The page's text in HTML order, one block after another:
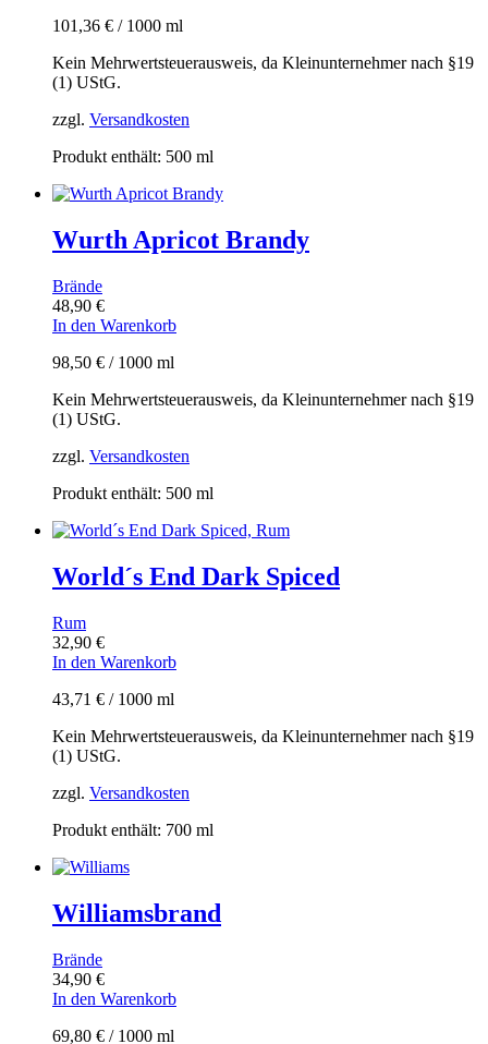
101,36 € / 1000 ml
Kein Mehrwertsteuerausweis, da Kleinunternehmer nach §19
(1) UStG.
zzgl. Versandkosten
Produkt enthält: 500 ml
Wurth Apricot Brandy
Brände
48,90 €
In den Warenkorb
98,50 € / 1000 ml
Kein Mehrwertsteuerausweis, da Kleinunternehmer nach §19
(1) UStG.
zzgl. Versandkosten
Produkt enthält: 500 ml
World´s End Dark Spiced
Rum
32,90 €
In den Warenkorb
43,71 € / 1000 ml
Kein Mehrwertsteuerausweis, da Kleinunternehmer nach §19
(1) UStG.
zzgl. Versandkosten
Produkt enthält: 700 ml
Williamsbrand
Brände
34,90 €
In den Warenkorb
69,80 € / 1000 ml